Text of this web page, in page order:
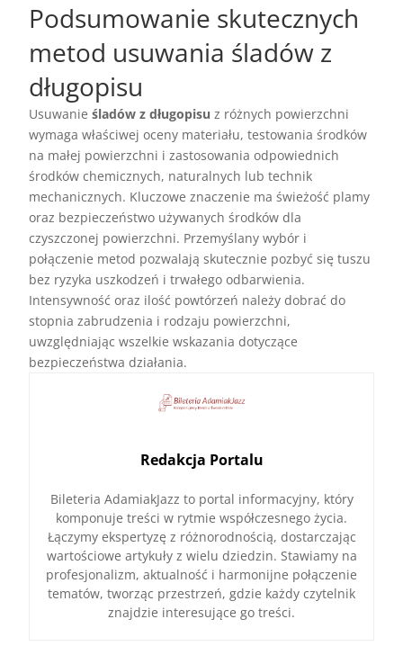
Podsumowanie skutecznych
metod usuwania śladów z
długopisu
Usuwanieśladów z długopisu z różnych powierzchni
wymaga właściwej oceny materiału, testowania środków
na małej powierzchni i zastosowania odpowiednich
środków chemicznych, naturalnych lub technik
mechanicznych. Kluczowe znaczenie ma świeżość plamy
oraz bezpieczeństwo używanych środków dla
czyszczonej powierzchni. Przemyślany wybór i
połączenie metod pozwalają skutecznie pozbyć się tuszu
bez ryzyka uszkodzeń i trwałego odbarwienia.
Intensywność oraz ilość powtórzeń należy dobrać do
stopnia zabrudzenia i rodzaju powierzchni,
uwzględniając wszelkie wskazania dotyczące
bezpieczeństwa działania.
Redakcja Portalu
Bileteria AdamiakJazz to portal informacyjny, który
komponuje treści w rytmie współczesnego życia.
Łączymy ekspertyzę z różnorodnością, dostarczając
wartościowe artykuły z wielu dziedzin. Stawiamy na
profesjonalizm, aktualność i harmonijne połączenie
tematów, tworząc przestrzeń, gdzie każdy czytelnik
znajdzie interesujące go treści.